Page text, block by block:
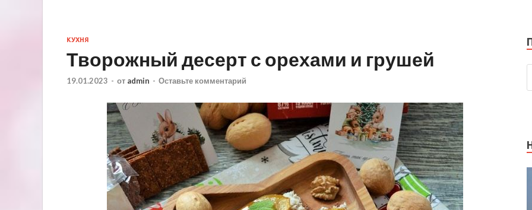
КУХНЯ
Творожный десерт с орехами и грушей
19.01.2023 - от admin - Оставьте комментарий